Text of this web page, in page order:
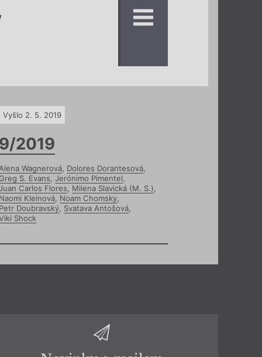
Vyšlo 2. 5. 2019
2019
Wagnerová, Dolores Dorantesová,
S. Evans, Jerónimo Pimentel,
Carlos Flores, Milena Slavická (M. S.),
Kleinová, Noam Chomsky,
Doubravský, Svatava Antošová,
Shock